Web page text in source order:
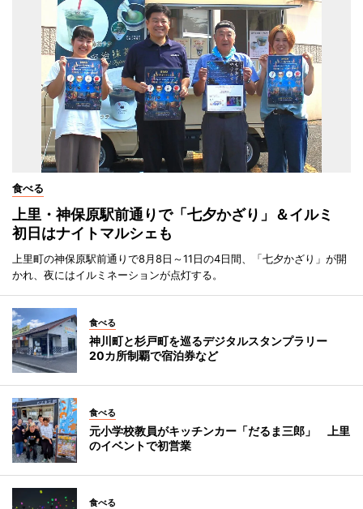
食べる
上里・神保原駅前通りで「七夕かざり」＆イルミ
初日はナイトマルシェも
上里町の神保原駅前通りで8月8日～11日の4日間、「七夕かざり」が開
かれ、夜にはイルミネーションが点灯する。
食べる
神川町と杉戸町を巡るデジタルスタンプラリー
20カ所制覇で宿泊券など
食べる
元小学校教員がキッチンカー「だるま三郎」 上里
のイベントで初営業
食べる